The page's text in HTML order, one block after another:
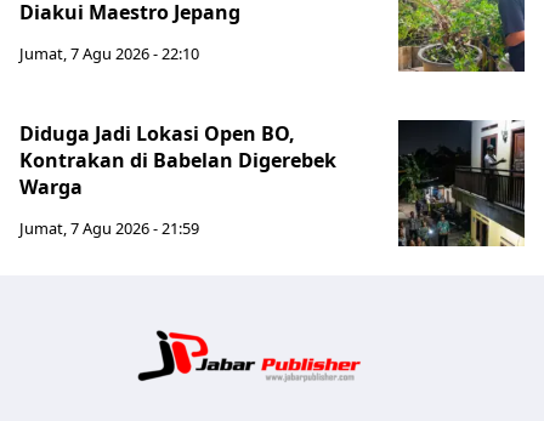
Diakui Maestro Jepang
Jumat, 7 Agu 2026 - 22:10
Diduga Jadi Lokasi Open BO,
Kontrakan di Babelan Digerebek
Warga
Jumat, 7 Agu 2026 - 21:59